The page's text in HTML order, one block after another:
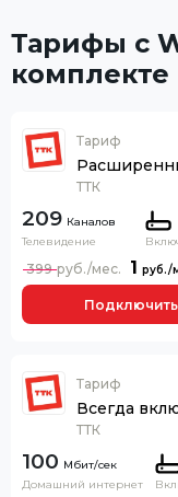
Тарифы с
комплекте
Тариф
ТТК
209 Каналов
Телевидение
1
399
Подключить
Тариф
Всегда
ТТК
100
Домашний интернет